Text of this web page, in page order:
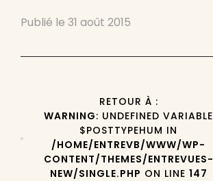
Publié le 31 août 2015
RETOUR À :
WARNING: UNDEFINED VARIABLE
$POSTTYPEHUM IN
/HOME/ENTREVB/WWW/WP-
CONTENT/THEMES/ENTREVUES-
NEW/SINGLE.PHP ON LINE 147